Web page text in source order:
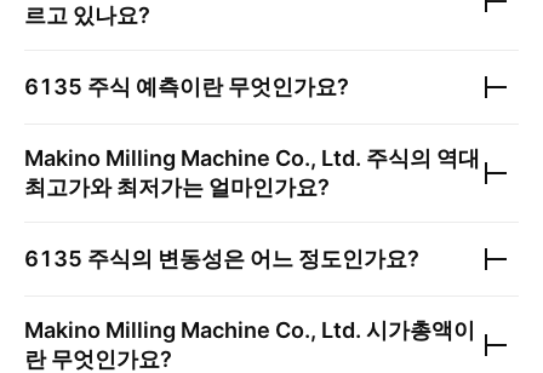
르고 있나요?
6135 주식 예측이란 무엇인가요?
Makino Milling Machine Co., Ltd. 주식의 역대
최고가와 최저가는 얼마인가요?
6135 주식의 변동성은 어느 정도인가요?
Makino Milling Machine Co., Ltd. 시가총액이
란 무엇인가요?